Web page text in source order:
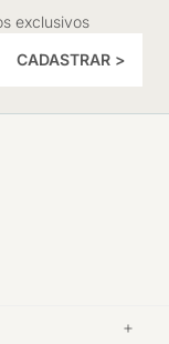
exclusivos
CADASTRAR >